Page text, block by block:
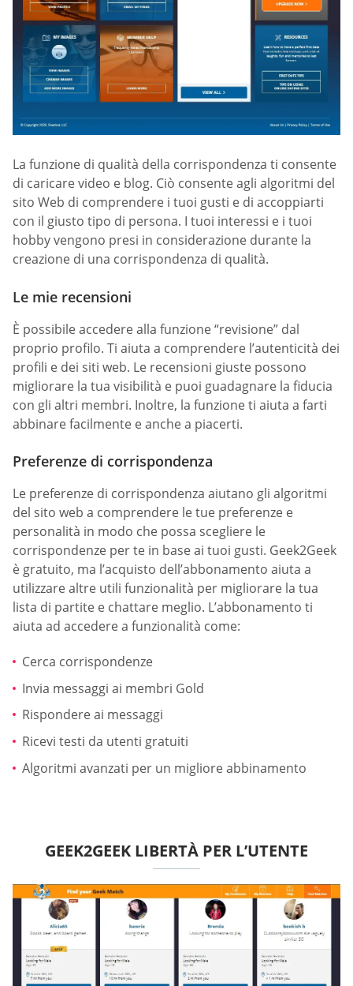
La funzione di qualità della corrispondenza ti consente
di caricare video e blog. Ciò consente agli algoritmi del
sito Web di comprendere i tuoi gusti e di accoppiarti
con il giusto tipo di persona. I tuoi interessi e i tuoi
hobby vengono presi in considerazione durante la
creazione di una corrispondenza di qualità.
Le mie recensioni
È possibile accedere alla funzione “revisione” dal
proprio profilo. Ti aiuta a comprendere l’autenticità dei
profili e dei siti web. Le recensioni giuste possono
migliorare la tua visibilità e puoi guadagnare la fiducia
con gli altri membri. Inoltre, la funzione ti aiuta a farti
abbinare facilmente e anche a piacerti.
Preferenze di corrispondenza
Le preferenze di corrispondenza aiutano gli algoritmi
del sito web a comprendere le tue preferenze e
personalità in modo che possa scegliere le
corrispondenze per te in base ai tuoi gusti. Geek2Geek
è gratuito, ma l’acquisto dell’abbonamento aiuta a
utilizzare altre utili funzionalità per migliorare la tua
lista di partite e chattare meglio. L’abbonamento ti
aiuta ad accedere a funzionalità come:
Cerca corrispondenze
Invia messaggi ai membri Gold
Rispondere ai messaggi
Ricevi testi da utenti gratuiti
Algoritmi avanzati per un migliore abbinamento
GEEK2GEEK LIBERTÀ PER L’UTENTE